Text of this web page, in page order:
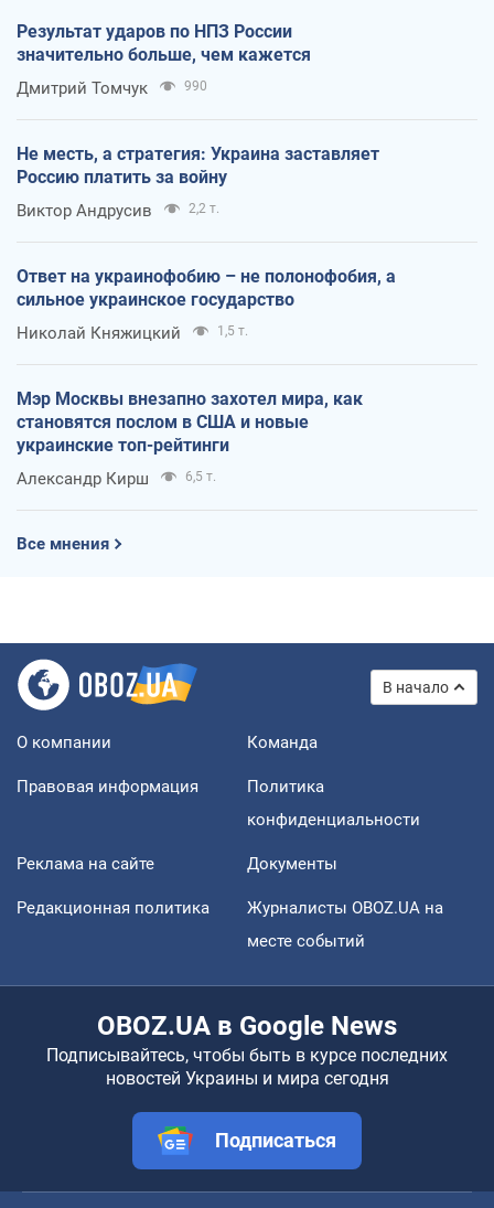
Результат ударов по НПЗ России
значительно больше, чем кажется
Дмитрий Томчук 990
Не месть, а стратегия: Украина заставляет
Россию платить за войну
Виктор Андрусив 2,2 т.
Ответ на украинофобию – не полонофобия, а
сильное украинское государство
Николай Княжицкий 1,5 т.
Мэр Москвы внезапно захотел мира, как
становятся послом в США и новые
украинские топ-рейтинги
Александр Кирш 6,5 т.
Все мнения
В начало
О компании Команда
Правовая информация
Политика
конфиденциальности
Реклама на сайте Документы
Редакционная политика
Журналисты OBOZ.UA на
месте событий
OBOZ.UA в Google News
Подписывайтесь, чтобы быть в курсе последних
новостей Украины и мира сегодня
Подписаться